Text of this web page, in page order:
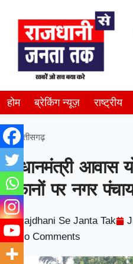
होम ब्रेकिंग न्यूज़ राष्ट्रीय
छत्तीसगढ़
प्रधानमंत्री आवास
मकानों पर नगर
Rajdhani Se Janta Tak
No Comments